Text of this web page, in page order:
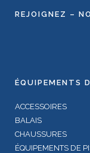
REJOIGNEZ –
ÉQUIPEMENTS
ACCESSOIRES
BALAIS
CHAUSSURES
ÉQUIPEMENTS DE